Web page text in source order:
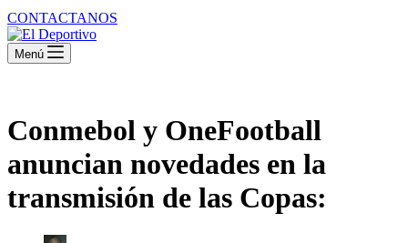
CONTACTANOS
Menú
Conmebol y OneFootball
anuncian novedades en la
transmisión de las Copas: